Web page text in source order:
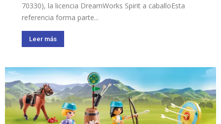
70330), la licencia DreamWorks Spirit a caballoEsta
referencia forma parte...
Leer más